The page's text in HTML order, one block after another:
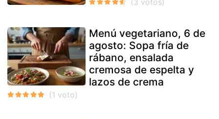
Menú vegetariano, 6 de
agosto: Sopa fría de
rábano, ensalada
cremosa de espelta y
lazos de crema